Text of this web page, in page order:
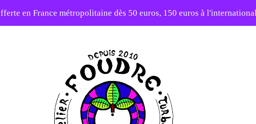
en France métropolitaine dès 50 euros, 150 euros à l'international